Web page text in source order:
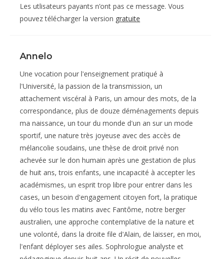
Les utlisateurs payants n’ont pas ce message. Vous
pouvez télécharger la version gratuite
Annelo
Une vocation pour l'enseignement pratiqué à
l'Université, la passion de la transmission, un
attachement viscéral à Paris, un amour des mots, de la
correspondance, plus de douze déménagements depuis
ma naissance, un tour du monde d'un an sur un mode
sportif, une nature très joyeuse avec des accès de
mélancolie soudains, une thèse de droit privé non
achevée sur le don humain après une gestation de plus
de huit ans, trois enfants, une incapacité à accepter les
académismes, un esprit trop libre pour entrer dans les
cases, un besoin d'engagement citoyen fort, la pratique
du vélo tous les matins avec Fantôme, notre berger
australien, une approche contemplative de la nature et
une volonté, dans la droite file d'Alain, de laisser, en moi,
l'enfant déployer ses ailes. Sophrologue analyste et